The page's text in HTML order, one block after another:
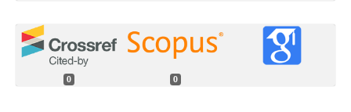
0 0